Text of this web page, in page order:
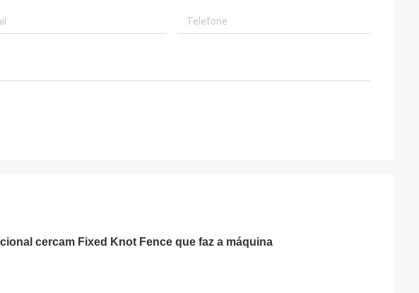
cercam Fixed Knot Fence que faz a máquina